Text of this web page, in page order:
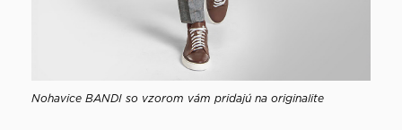
Nohavice BANDI so vzorom vám pridajú na originalite